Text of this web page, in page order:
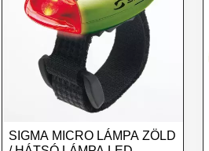
SIGMA MICRO LÁMPA ZÖLD